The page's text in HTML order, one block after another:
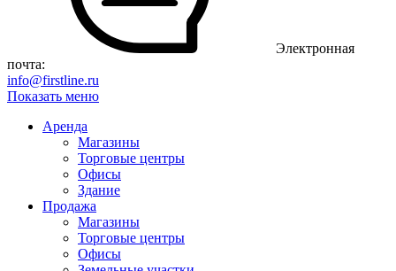
Электронная
почта:
info@firstline.ru
Показать меню
Аренда
Магазины
Торговые центры
Офисы
Здание
Продажа
Магазины
Торговые центры
Офисы